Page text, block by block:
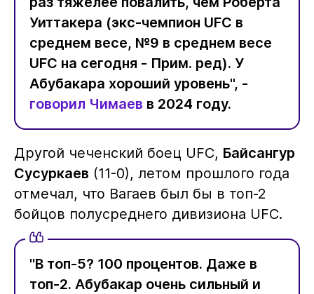
Уиттакера (экс-чемпион UFC в
среднем весе, №9 в среднем весе
UFC на сегодня - Прим. ред). У
Абубакара хороший уровень", -
говорил Чимаев в 2024 году.
Другой чеченский боец UFC, Байсангур
Сусуркаев (11-0), летом прошлого года
отмечал, что Вагаев был бы в топ-2
бойцов полусреднего дивизиона UFC.
"В топ-5? 100 процентов. Даже в
топ-2. Абубакар очень сильный и